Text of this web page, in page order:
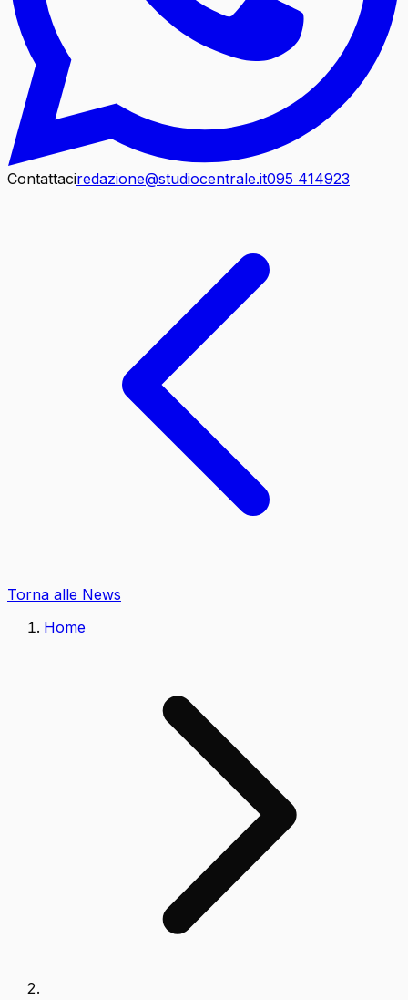
Contattaciredazione@studiocentrale.it095 414923
Torna alle News
Home